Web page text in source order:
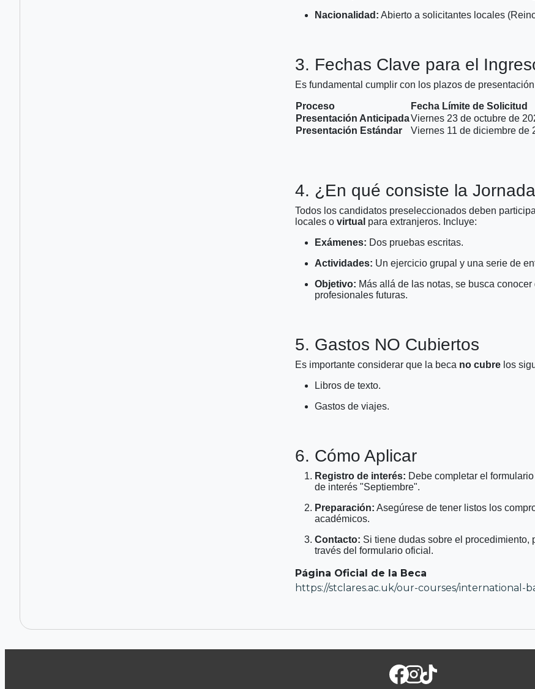
Nacionalidad: Abierto a solicitantes locales
3. Fechas Clave para el
Es fundamental cumplir con los plazos de
Proceso Fecha Límite de Solicitud
Presentación AnticipadaViernes 23 de octubre de
Presentación Estándar
Viernes 11 de diciembre de
4. ¿En qué consiste la
Todos los candidatos preseleccionados deben
locales o virtual para extranjeros. Incluye:
Exámenes: Dos pruebas escritas.
Actividades: Un ejercicio grupal y una serie de
Objetivo: Más allá de las notas, se busca
profesionales futuras.
5. Gastos NO Cubiertos
Es importante considerar que la beca no cubrelos
Libros de texto.
Gastos de viajes.
6. Cómo Aplicar
Registro de interés: Debe completar el
de interés "Septiembre".
Preparación: Asegúrese de tener listos los
académicos.
Contacto: Si tiene dudas sobre el procedimiento,
través del formulario oficial.
Página Oficial de la Beca
https://stclares.ac.uk/our-courses/international-